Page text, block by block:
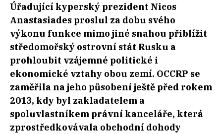
Úřadující kyperský prezident Nicos
Anastasiades proslul za dobu svého
výkonu funkce mimo jiné snahou přiblížit
středomořský ostrovní stát Rusku a
prohloubit vzájemné politické i
ekonomické vztahy obou zemí. OCCRP se
zaměřila na jeho působení ještě před rokem
2013, kdy byl zakladatelem a
spoluvlastníkem právní kanceláře, která
zprostředkovávala obchodní dohody